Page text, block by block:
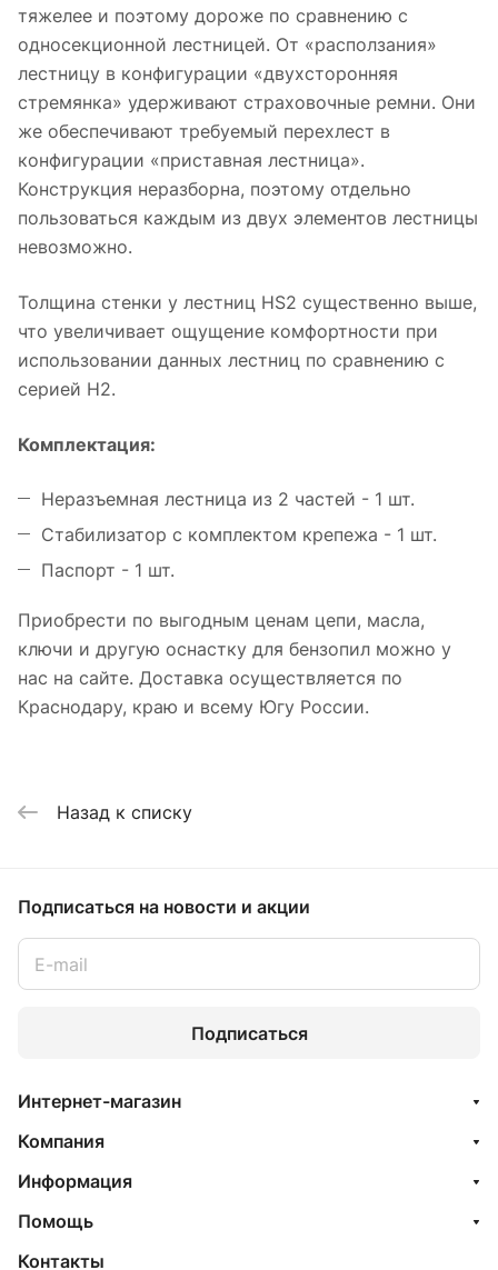
тяжелее и поэтому дороже по сравнению с
односекционной лестницей. От «расползания»
лестницу в конфигурации «двухсторонняя
стремянка» удерживают страховочные ремни. Они
же обеспечивают требуемый перехлест в
конфигурации «приставная лестница».
Конструкция неразборна, поэтому отдельно
пользоваться каждым из двух элементов лестницы
невозможно.
Толщина стенки у лестниц HS2 существенно выше,
что увеличивает ощущение комфортности при
использовании данных лестниц по сравнению с
серией Н2.
Комплектация:
Неразъемная лестница из 2 частей - 1 шт.
Стабилизатор с комплектом крепежа - 1 шт.
Паспорт - 1 шт.
Приобрести по выгодным ценам цепи, масла,
ключи и другую оснастку для бензопил можно у
нас на сайте. Доставка осуществляется по
Краснодару, краю и всему Югу России.
Назад к списку
Подписаться на новости и акции
Подписаться
Интернет-магазин
Компания
Информация
Помощь
Контакты